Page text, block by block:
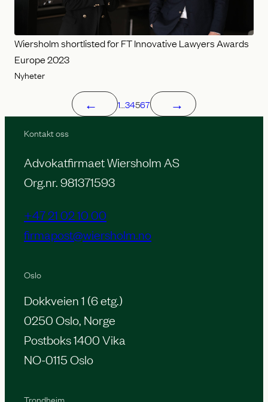
Wiersholm shortlisted for FT Innovative Lawyers Awards
Europe 2023
Nyheter
← 1 34567 →
Kontakt oss
Advokatfirmaet Wiersholm AS
Org.nr. 981371593
+47 21 02 10 00
firmapost@wiersholm.no
Oslo
Dokkveien 1 (6 etg.)
0250 Oslo, Norge
Postboks 1400 Vika
NO-0115 Oslo
Trondheim